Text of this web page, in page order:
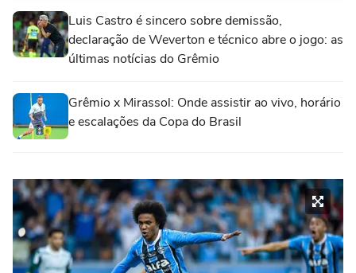
Luis Castro é sincero sobre demissão,
declaração de Weverton e técnico abre o jogo: as
últimas notícias do Grêmio
Grêmio x Mirassol: Onde assistir ao vivo, horário
e escalações da Copa do Brasil